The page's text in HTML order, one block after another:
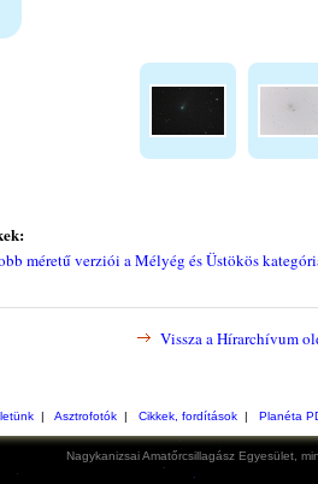
méretű verziói a Mélyég és Üstökös
Vissza a Hírarchívum
| Asztrofotók| Cikkek, fordítások| Planéta
Nagykanizsai Amatőrcsillagász Egyesület,